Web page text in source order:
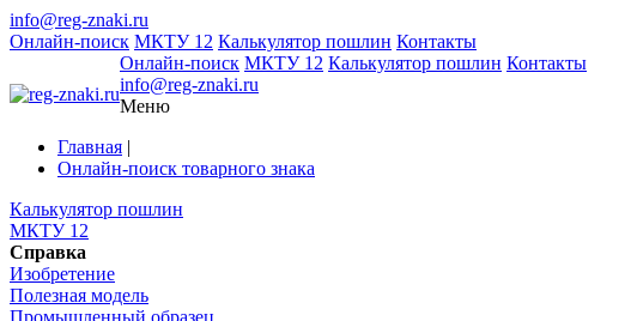
info@reg-znaki.ru
Онлайн-поиск МКТУ 12 Калькулятор пошлин Контакты
Онлайн-поиск МКТУ 12 Калькулятор пошлин Контакты
info@reg-znaki.ru
Меню
Главная |
Онлайн-поиск товарного знака
Калькулятор пошлин
МКТУ 12
Справка
Изобретение
Полезная модель
Промышленный образец